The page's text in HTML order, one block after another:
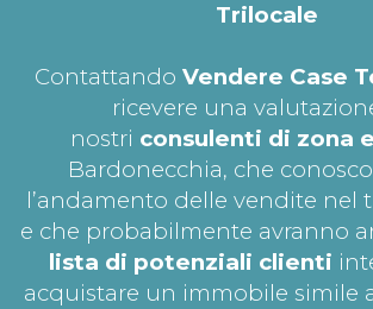
Trilocale
Contattando Vendere Case
ricevere una
nostri consulenti di zona
Bardonecchia, che
l’andamento delle vendite nel
e che probabilmente avranno
lista di potenziali clienti
acquistare un immobile simile